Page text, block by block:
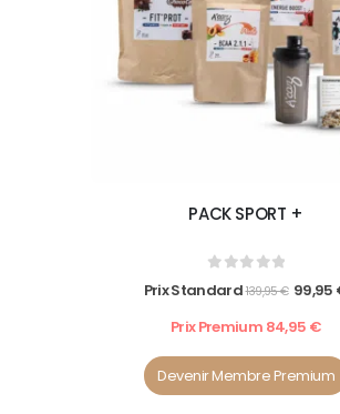
PACK SPORT +
Prix Standard139,95€ 99,95
Prix Premium 84,95 €
Devenir Membre Premium